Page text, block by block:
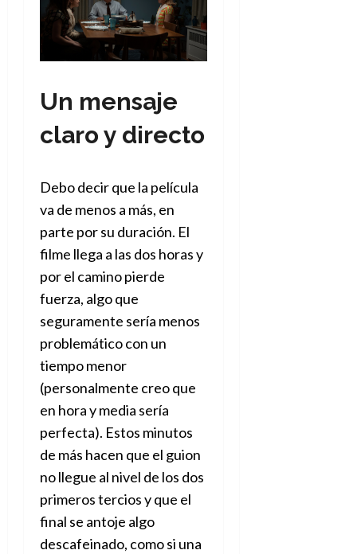
Un mensaje
claro y directo
Debo decir que la película
va de menos a más, en
parte por su duración. El
filme llega a las dos horas y
por el camino pierde
fuerza, algo que
seguramente sería menos
problemático con un
tiempo menor
(personalmente creo que
en hora y media sería
perfecta). Estos minutos
de más hacen que el guion
no llegue al nivel de los dos
primeros tercios y que el
final se antoje algo
descafeinado, como si una